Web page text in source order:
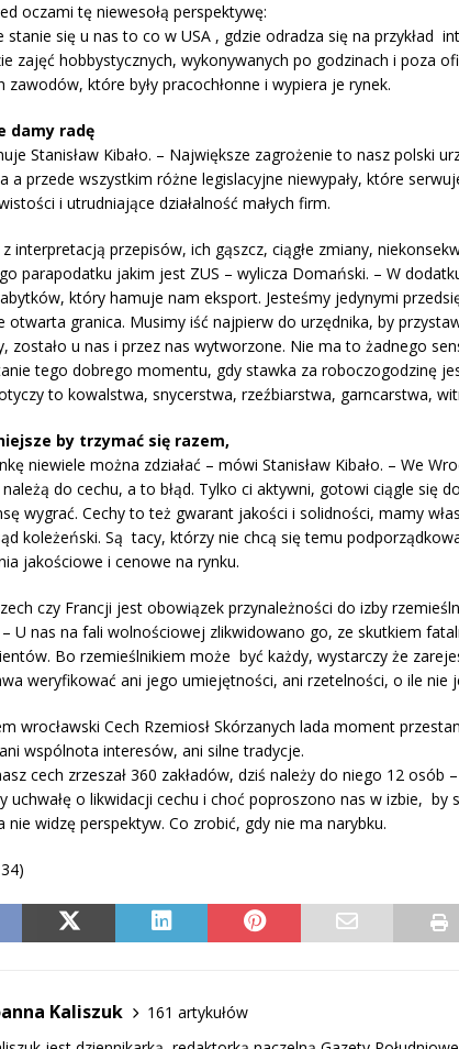
oczami tę niewesołą perspektywę:
stanie się u nas to co w USA , gdzie odradza się na przykład
zajęć hobbystycznych, wykonywanych po godzinach i poza
zawodów, które były pracochłonne i wypiera je rynek.
damy radę
Stanisław Kibało. – Największe zagrożenie to nasz polski
a przede wszystkim różne legislacyjne niewypały, które
i utrudniające działalność małych firm.
z interpretacją przepisów, ich gąszcz, ciągłe zmiany,
parapodatku jakim jest ZUS – wylicza Domański. – W
który hamuje nam eksport. Jesteśmy jedynymi
otwarta granica. Musimy iść najpierw do urzędnika, by
zostało u nas i przez nas wytworzone. Nie ma to żadnego
tego dobrego momentu, gdy stawka za roboczogodzinę
to kowalstwa, snycerstwa, rzeźbiarstwa, garncarstwa,
by trzymać się razem,
niewiele można zdziałać – mówi Stanisław Kibało. – We
do cechu, a to błąd. Tylko ci aktywni, gotowi ciągle się
wygrać. Cechy to też gwarant jakości i solidności, mamy
koleżeński. Są tacy, którzy nie chcą się temu
jakościowe i cenowe na rynku.
czy Francji jest obowiązek przynależności do izby
U nas na fali wolnościowej zlikwidowano go, ze skutkiem
Bo rzemieślnikiem może być każdy, wystarczy że
weryfikować ani jego umiejętności, ani rzetelności, o ile nie
wrocławski Cech Rzemiosł Skórzanych lada moment
wspólnota interesów, ani silne tradycje.
cech zrzeszał 360 zakładów, dziś należy do niego 12 osób
uchwałę o likwidacji cechu i choć poproszono nas w izbie, by
nie widzę perspektyw. Co zrobić, gdy nie ma narybku.
Kaliszuk
161 artykułów